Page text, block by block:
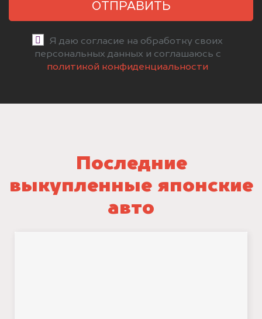
ОТПРАВИТЬ
Я даю согласие на обработку своих
персональных данных и соглашаюсь с
политикой конфиденциальности
Последние
выкупленные японские
авто